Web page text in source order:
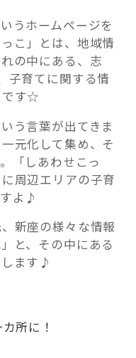
うホームページを
こ」とは、地域情
の中にある、志
子育てに関する情
です☆
う言葉が出てきま
元化して集め、そ
「しあわせこっ
周辺エリアの子育
よ♪
新座の様々な情報
と、その中にある
します♪
所に！